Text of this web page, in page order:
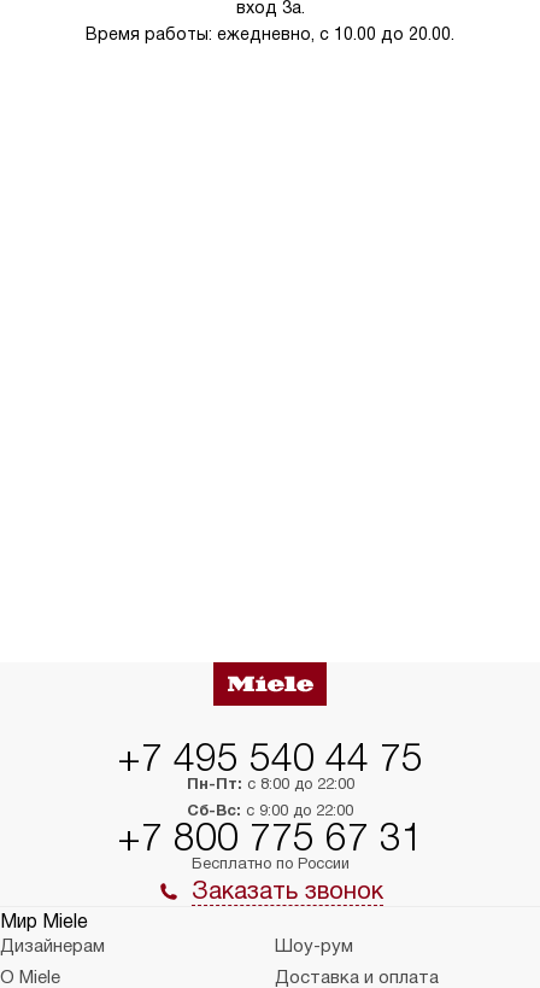
вход 3а.
Время работы: ежедневно, с 10.00 до 20.00.
+7 495 540 44 75
Пн-Пт: с 8:00 до 22:00
Сб-Вс: с 9:00 до 22:00
+7 800 775 67 31
Бесплатно по России
Заказать звонок
Мир Miele
Дизайнерам
Шоу-рум
О Miele
Доставка и оплата